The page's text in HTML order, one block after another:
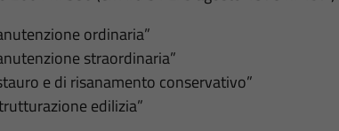
ordinaria”
straordinaria”
e di risanamento conservativo”
edilizia”